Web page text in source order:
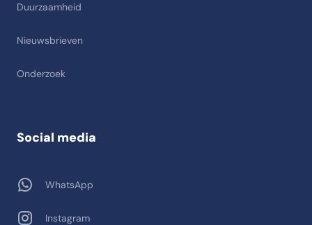
Duurzaamheid
Nieuwsbrieven
Onderzoek
Social media
WhatsApp
Instagram